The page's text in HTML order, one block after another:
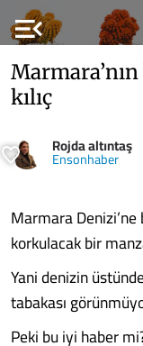
menu_open
kılıç
Rojda altıntaş
Ensonhaber
Marmara
korkulacak bir
Yani denizin
tabakası
Peki bu iyi haber